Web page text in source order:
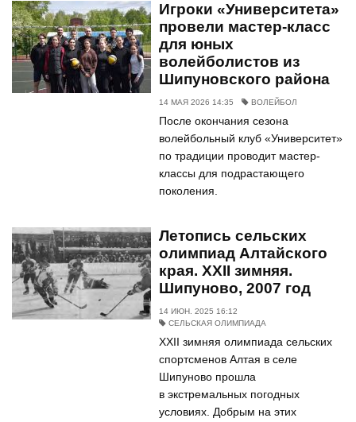
Игроки «Университета»
провели мастер-класс
для юных
волейболистов из
Шипуновского района
14 МАЯ 2026 14:35 ВОЛЕЙБОЛ
После окончания сезона
волейбольный клуб «Университет»
по традиции проводит мастер-
классы для подрастающего
поколения.
Летопись сельских
олимпиад Алтайского
края. XXII зимняя.
Шипуново, 2007 год
14 ИЮН. 2025 16:12
СЕЛЬСКАЯ ОЛИМПИАДА
ХХII зимняя олимпиада сельских
спортсменов Алтая в селе
Шипуново прошла
в экстремальных погодных
условиях. Добрым на этих